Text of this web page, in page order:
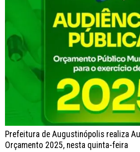
Prefeitura de Augustinópolis realiza
Orçamento 2025, nesta quinta-feira